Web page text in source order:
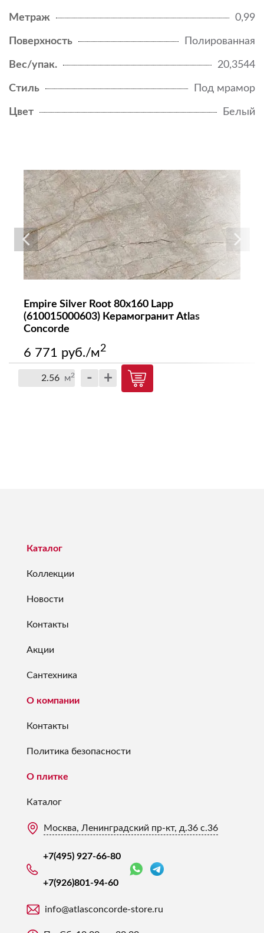
Метраж 0,99
Поверхность Полированная
Вес/упак. 20,3544
Стиль Под мрамор
Цвет Белый
Empire Silver Root 80x160 Lapp
(610015000603) Керамогранит Atlas
Concorde
6 771 руб./м2
м2 - +
Каталог
Коллекции
Новости
Контакты
Акции
Сантехника
О компании
Контакты
Политика безопасности
О плитке
Каталог
Москва, Ленинградский пр-кт, д.36 с.36
+7(495) 927-66-80
+7(926)801-94-60
info@atlasconcorde-store.ru